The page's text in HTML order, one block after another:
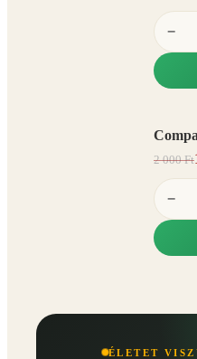
−
2 000 Ft
−
ÉLETET